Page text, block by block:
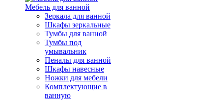
Мебель для ванной
Зеркала для ванной
Шкафы зеркальные
Тумбы для ванной
Тумбы под
умывальник
Пеналы для ванной
Шкафы навесные
Ножки для мебели
Комплектующие в
ванную